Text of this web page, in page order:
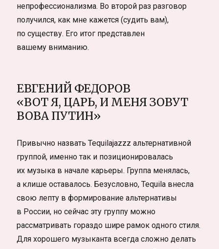
непрофессионализма. Во второй раз разговор
получился, как мне кажется (судить вам),
по существу. Его итог представлен
вашему вниманию.
ЕВГЕНИЙ ФЕДОРОВ
«ВОТ Я, ЦАРЬ, И МЕНЯ ЗОВУТ
ВОВА ПУТИН»
Привычно назвать Tequilajazzz альтернативной
группой, именно так и позиционировалась
их музыка в начале карьеры. Группа менялась,
а клише оставалось. Безусловно, Tequila внесла
свою лепту в формирование альтернативы
в России, но сейчас эту группу можно
рассматривать гораздо шире рамок одного стиля.
Для хорошего музыканта всегда сложно делать